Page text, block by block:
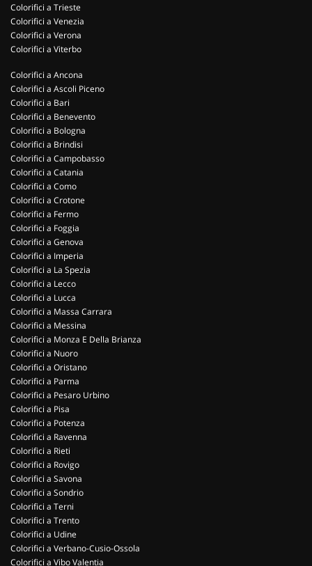
Colorifici a Trieste
Colorifici a Venezia
Colorifici a Verona
Colorifici a Viterbo
Colorifici a Ancona
Colorifici a Ascoli Piceno
Colorifici a Bari
Colorifici a Benevento
Colorifici a Bologna
Colorifici a Brindisi
Colorifici a Campobasso
Colorifici a Catania
Colorifici a Como
Colorifici a Crotone
Colorifici a Fermo
Colorifici a Foggia
Colorifici a Genova
Colorifici a Imperia
Colorifici a La Spezia
Colorifici a Lecco
Colorifici a Lucca
Colorifici a Massa Carrara
Colorifici a Messina
Colorifici a Monza E Della Brianza
Colorifici a Nuoro
Colorifici a Oristano
Colorifici a Parma
Colorifici a Pesaro Urbino
Colorifici a Pisa
Colorifici a Potenza
Colorifici a Ravenna
Colorifici a Rieti
Colorifici a Rovigo
Colorifici a Savona
Colorifici a Sondrio
Colorifici a Terni
Colorifici a Trento
Colorifici a Udine
Colorifici a Verbano-Cusio-Ossola
Colorifici a Vibo Valentia